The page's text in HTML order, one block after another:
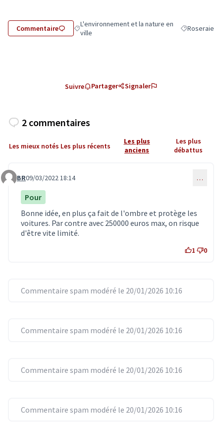
Commentaire Filtrer les résultats de la catégorie :
L'environnement et la nature en
ville
Filtrer les
Roseraie
Suivre Partager Signaler
2 commentaires
Les mieux notés Les plus récents
Les plus
anciens
Les plus
débattus
Commentaire 3548
BR09/03/2022 18:14 …
Pour
Bonne idée, en plus ça fait de l'ombre et protège les
voitures. Par contre avec 250000 euros max, on risque
d'être vite limité.
1 0
Commentaire spam modéré le 20/01/2026 10:16
Commentaire spam modéré le 20/01/2026 10:16
Commentaire spam modéré le 20/01/2026 10:16
Commentaire spam modéré le 20/01/2026 10:16